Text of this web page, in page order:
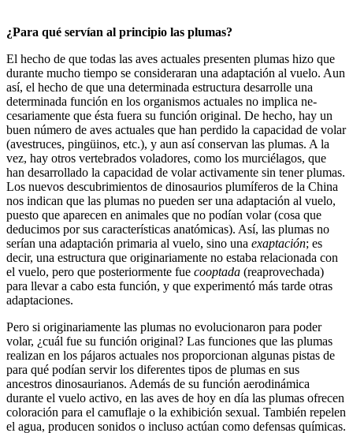
¿Para qué servían al principio las plumas?
El hecho de que todas las aves actuales presenten plumas hizo que
durante mucho tiempo se consideraran una adaptación al vuelo. Aun
así, el hecho de que una determinada estructura desarrolle una
determinada función en los organismos actuales no implica ne­
cesariamente que ésta fuera su función original. De hecho, hay un
buen número de aves actuales que han perdido la ca­pacidad de volar
(avestruces, pingüinos, etc.), y aun así conservan las plumas. A la
vez, hay otros vertebrados voladores, como los murciélagos, que
han desarro­llado la capacidad de volar activamente sin tener plumas.
Los nuevos descubri­mientos de dinosaurios plumíferos de la China
nos indican que las plumas no pueden ser una adaptación al vuelo,
puesto que aparecen en animales que no podían volar (cosa que
deducimos por sus características anatómicas). Así, las plumas no
serían una adaptación pri­maria al vuelo, sino una exaptación; es
decir, una estructura que originariamen­te no estaba relacionada con
el vuelo, pero que posteriormente fue cooptada (reaprovechada)
para llevar a cabo esta función, y que experimentó más tarde otras
adaptaciones.
Pero si originariamente las plumas no evolucionaron para poder
volar, ¿cuál fue su función original? Las funciones que las plumas
realizan en los pájaros actuales nos proporcionan algunas pistas de
para qué podían servir los diferentes tipos de plumas en sus
ancestros dinosaurianos. Además de su función aerodinámica
durante el vuelo activo, en las aves de hoy en día las plumas ofrecen
coloración para el camuflaje o la exhibición sexual. También repelen
el agua, producen sonidos o incluso actúan como defensas químicas.